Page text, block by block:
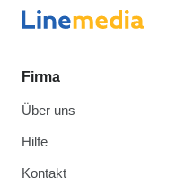
Firma
Über uns
Hilfe
Kontakt